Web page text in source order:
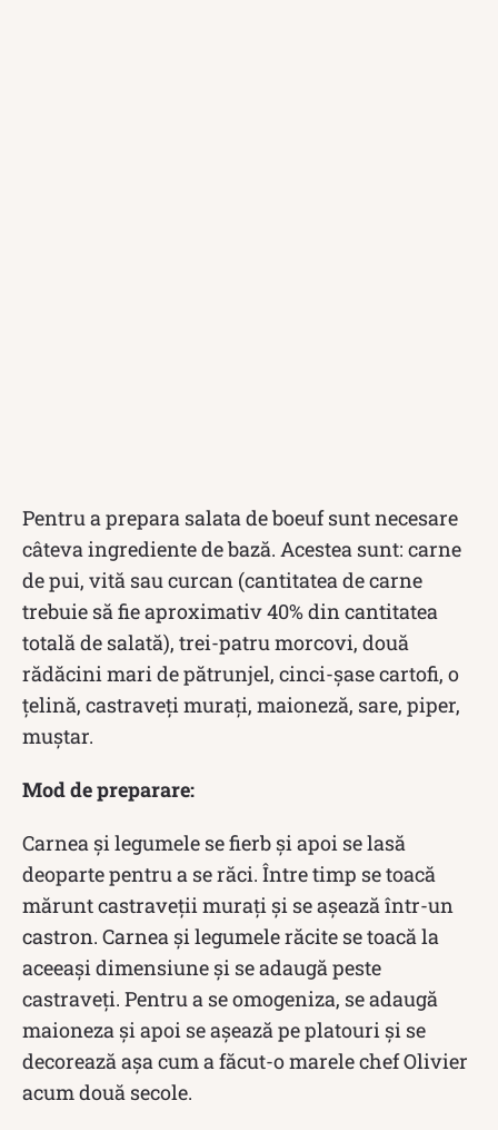
Pentru a prepara salata de boeuf sunt necesare
câteva ingrediente de bază. Acestea sunt: carne
de pui, vită sau curcan (cantitatea de carne
trebuie să fie aproximativ 40% din cantitatea
totală de salată), trei-patru morcovi, două
rădăcini mari de pătrunjel, cinci-șase cartofi, o
ţelină, castraveţi muraţi, maioneză, sare, piper,
muștar.
Mod de preparare:
Carnea și legumele se fierb și apoi se lasă
deoparte pentru a se răci. Între timp se toacă
mărunt castraveții murați și se așează într-un
castron. Carnea și legumele răcite se toacă la
aceeași dimensiune și se adaugă peste
castraveți. Pentru a se omogeniza, se adaugă
maioneza și apoi se așează pe platouri și se
decorează așa cum a făcut-o marele chef Olivier
acum două secole.